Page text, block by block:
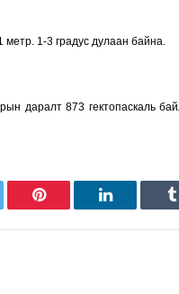
1-3 градус дулаан байна.
даралт 873 гектопаскаль
Pinterest LinkedIn